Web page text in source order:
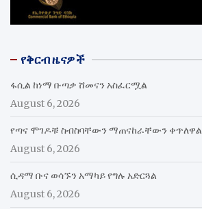
የቅርብ ዜናዎች
ፋሲል ከነማ ቡጣቃ ሸመናን አስፈርሟል
August 6, 2026
የጣና ሞገዶቹ ስብስባቸውን ማጠናከራቸውን ቀጥለዋል
August 6, 2026
ሲዳማ ቡና ወሳኙን አማካይ የግሉ አድርጓል
August 6, 2026